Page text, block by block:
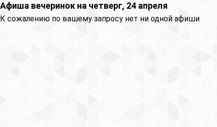
Афиша вечеринок на четверг, 24 апреля
К сожалению по вашему запросу нет ни одной афиши